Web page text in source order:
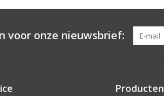
voor onze nieuwsbrief:
Producten